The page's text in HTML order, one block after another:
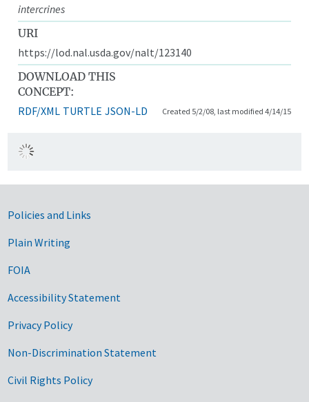
intercrines
URI
https://lod.nal.usda.gov/nalt/123140
DOWNLOAD THIS
CONCEPT:
RDF/XML TURTLE JSON-LD Created 5/2/08, last modified 4/14/15
Government Links
Policies and Links
Plain Writing
FOIA
Accessibility Statement
Privacy Policy
Non-Discrimination Statement
Civil Rights Policy